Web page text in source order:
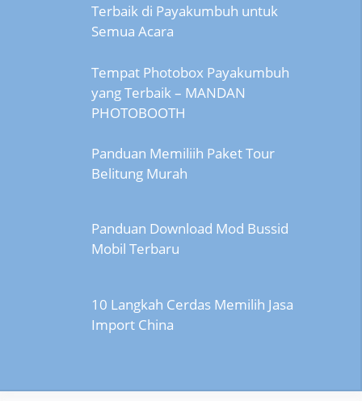
Terbaik di Payakumbuh untuk
Semua Acara
Tempat Photobox Payakumbuh
yang Terbaik – MANDAN
PHOTOBOOTH
Panduan Memiliih Paket Tour
Belitung Murah
Panduan Download Mod Bussid
Mobil Terbaru
10 Langkah Cerdas Memilih Jasa
Import China